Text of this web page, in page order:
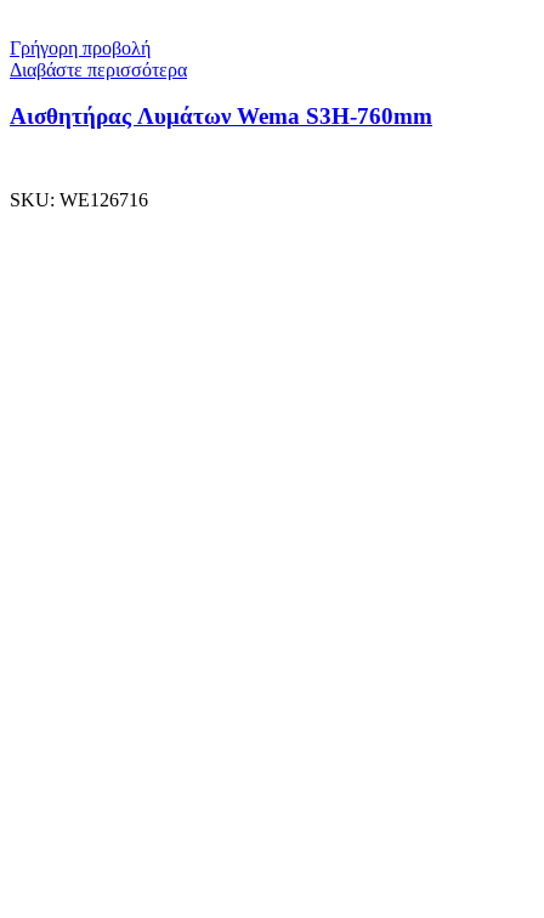
Γρήγορη προβολή
Διαβάστε περισσότερα
Αισθητήρας Λυμάτων Wema S3H-760mm
SKU: WE126716